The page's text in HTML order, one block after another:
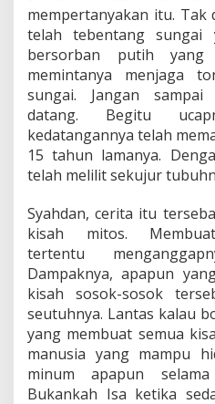
mempertanyakan itu. Tak
telah tebentang sungai
bersorban putih
memintanya menjaga
sungai. Jangan
datang. Begitu
kedatangannya telah
15 tahun lamanya.
telah melilit sekujur
Syahdan, cerita itu
kisah mitos.
tertentu
Dampaknya, apapun
kisah sosok-sosok
seutuhnya. Lantas kalau
yang membuat semua
manusia yang mampu
minum apapun
Bukankah Isa ketika